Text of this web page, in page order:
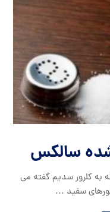
سالکس
کلرور سدیم گفته می
سفید ...